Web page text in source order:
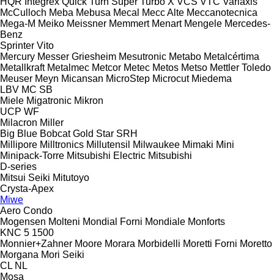
McCulloch Meba Mebusa Mecal Mecc Alte Meccanotecnica
Mega-M Meiko Meissner Memmert Menart Mengele Mercedes-
Benz
Sprinter Vito
Mercury Messer Griesheim Mesutronic Metabo Metalcértima
Metallkraft Metalmec Metcor Metec Metos Metso Mettler Toledo
Meuser Meyn Micansan MicroStep Microcut Miedema
LBV MC SB
Miele Migatronic Mikron
UCP WF
Milacron Miller
Big Blue Bobcat Gold Star SRH
Millipore Milltronics Millutensil Milwaukee Mimaki Mini
Minipack-Torre Mitsubishi Electric Mitsubishi
D-series
Mitsui Seiki Mitutoyo
Crysta-Apex
Miwe
Aero Condo
Mogensen Molteni Mondial Forni Mondiale Monforts
KNC 5 1500
Monnier+Zahner Moore Morara Morbidelli Moretti Forni Moretto
Morgana Mori Seiki
CL NL
Mosa